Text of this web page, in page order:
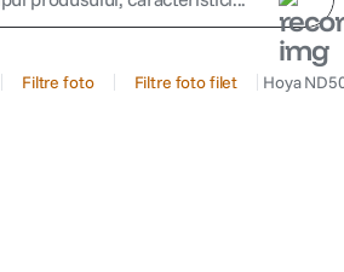
Filtre foto Filtre foto filet Hoya